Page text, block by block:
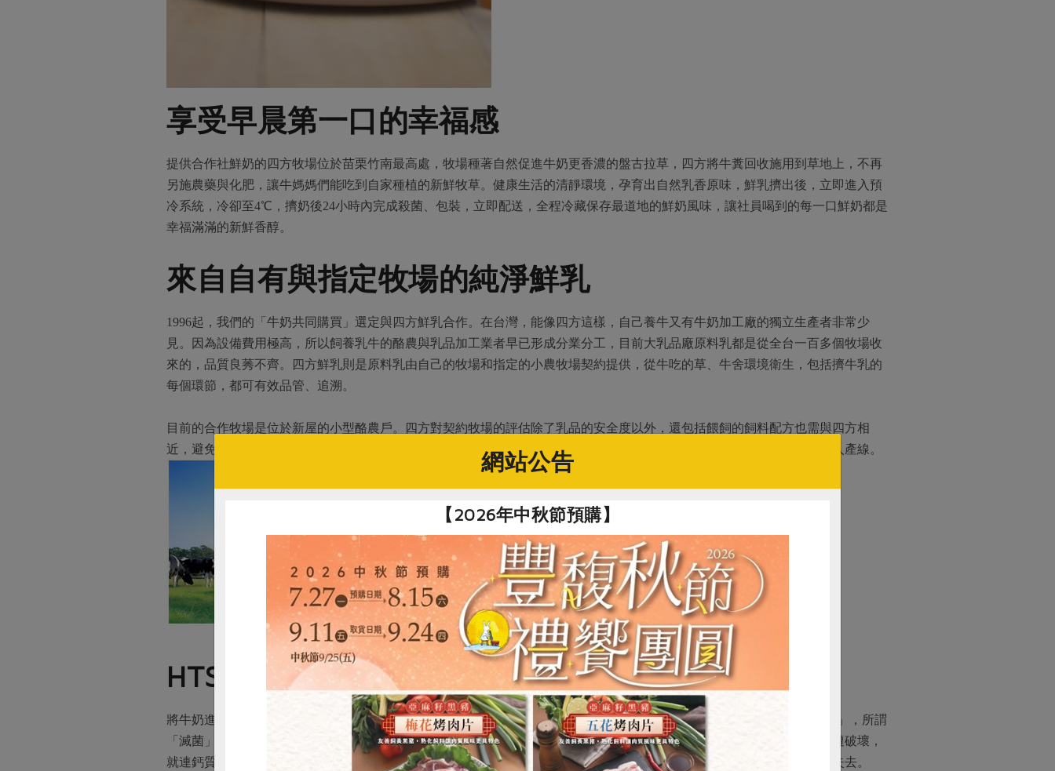
享受早晨第一口的幸福感
提供合作社鮮奶的四方牧場位於苗栗竹南最高處，牧場種著自然促進牛奶更香濃的盤古拉草，四方將牛糞回收施用到草地上，不再
另施農藥與化肥，讓牛媽媽們能吃到自家種植的新鮮牧草。健康生活的清靜環境，孕育出自然乳香原味，鮮乳擠出後，立即進入預
冷系統，冷卻至4℃，擠奶後24小時內完成殺菌、包裝，立即配送，全程冷藏保存最道地的鮮奶風味，讓社員喝到的每一口鮮奶都是
幸福滿滿的新鮮香醇。
來自自有與指定牧場的純淨鮮乳
1996起，我們的「牛奶共同購買」選定與四方鮮乳合作。在台灣，能像四方這樣，自己養牛又有牛奶加工廠的獨立生產者非常少
見。因為設備費用極高，所以飼養乳牛的酪農與乳品加工業者早已形成分業分工，目前大乳品廠原料乳都是從全台一百多個牧場收
來的，品質良莠不齊。四方鮮乳則是原料乳由自己的牧場和指定的小農牧場契約提供，從牛吃的草、牛舍環境衛生，包括擠牛乳的
每個環節，都可有效品管、追溯。
目前的合作牧場是位於新屋的小型酪農戶。四方對契約牧場的評估除了乳品的安全度以外，還包括餵飼的飼料配方也需與四方相
近，避免鮮乳品質不一，造成產品品質差異。生乳也必須經由四方的檢驗室每日檢測，符合所有的品質規定後，才得以進入產線。
HTST 的鮮乳殺菌 保留原味營養
將牛奶進行殺菌的目的在於消滅有害菌，以確保鮮乳的安全性。目前市售的大品牌鮮乳多使用UHT 的「超高溫瞬間滅菌法」，所謂
「滅菌」是不管好菌、壞菌都完全消滅，可延長存放時間，幾乎就是生產保久乳的滅菌方法了，不僅免疫球蛋白等多半已遭破壞，
就連鈣質也變成身體不易吸收的磷酸三鈣，高溫同時使奶中醣類焦糖化，喝起來會相當濃甜，但其實牛奶裡營養大多早已失去。
網站公告
【2026年中秋節預購】